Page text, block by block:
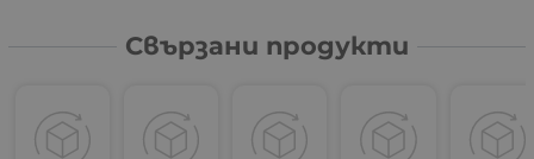
Свързани продукти